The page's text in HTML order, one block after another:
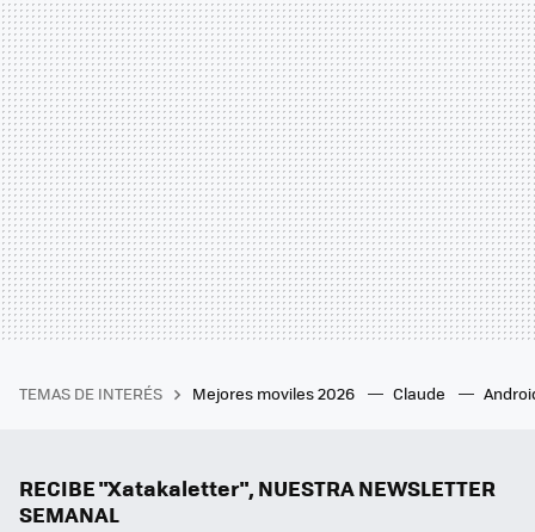
TEMAS DE INTERÉS Mejores moviles 2026 Claude
RECIBE "Xatakaletter", NUESTRA NEWSLETTER
SEMANAL